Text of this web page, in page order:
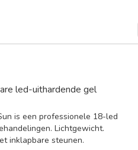
led-uithardende gel
is een professionele 18-led
Lichtgewicht.
inklapbare steunen.